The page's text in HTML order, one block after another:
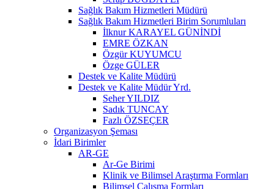
Sağlık Bakım Hizmetleri Müdürü
Sağlık Bakım Hizmetleri Birim Sorumluları
İlknur KARAYEL GÜNİNDİ
EMRE ÖZKAN
Özgür KUYUMCU
Özge GÜLER
Destek ve Kalite Müdürü
Destek ve Kalite Müdür Yrd.
Seher YILDIZ
Sadık TUNCAY
Fazlı ÖZSEÇER
Organizasyon Şeması
İdari Birimler
AR-GE
Ar-Ge Birimi
Klinik ve Bilimsel Araştırma Formları
Bilimsel Çalışma Formları